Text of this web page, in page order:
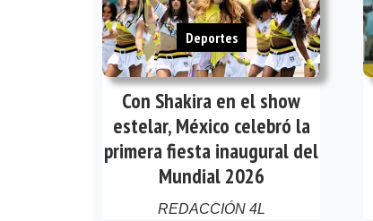
Con Shakira en el show
estelar, México celebró la
primera fiesta inaugural del
Mundial 2026
REDACCIÓN 4L
Deportes